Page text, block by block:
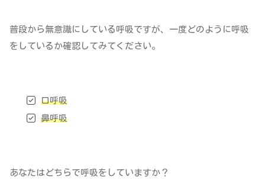
普段から無意識にしている呼吸ですが、一度どのように呼吸
をしているか確認してみてください。
口呼吸
鼻呼吸
あなたはどちらで呼吸をしていますか？